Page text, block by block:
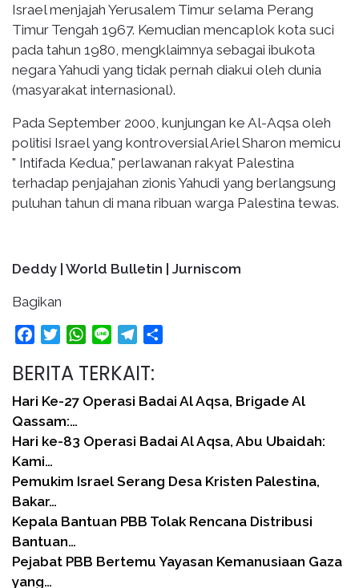
Israel menjajah Yerusalem Timur selama Perang
Timur Tengah 1967. Kemudian mencaplok kota suci
pada tahun 1980, mengklaimnya sebagai ibukota
negara Yahudi yang tidak pernah diakui oleh dunia
(masyarakat internasional).
Pada September 2000, kunjungan ke Al-Aqsa oleh
politisi Israel yang kontroversial Ariel Sharon memicu
" Intifada Kedua," perlawanan rakyat Palestina
terhadap penjajahan zionis Yahudi yang berlangsung
puluhan tahun di mana ribuan warga Palestina tewas.
Deddy | World Bulletin | Jurniscom
Bagikan
FacebookTwitterWhatsApp
Line Telegram
BERITA TERKAIT:
Hari Ke-27 Operasi Badai Al Aqsa, Brigade Al
Qassam:…
Hari ke-83 Operasi Badai Al Aqsa, Abu Ubaidah:
Kami…
Pemukim Israel Serang Desa Kristen Palestina,
Bakar…
Kepala Bantuan PBB Tolak Rencana Distribusi
Bantuan…
Pejabat PBB Bertemu Yayasan Kemanusiaan Gaza
yang…